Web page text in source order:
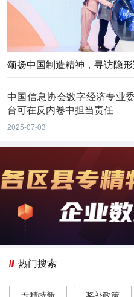
颂扬中国制造精神，寻访隐
中国信息协会数字经济专业
台可在反内卷中担当责任
2025-07-03
热门搜索
专精特新 奖补政策